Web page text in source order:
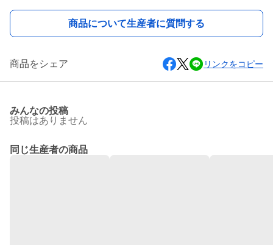
商品について生産者に質問する
商品をシェア リンクをコピー
みんなの投稿
投稿はありません
同じ生産者の商品